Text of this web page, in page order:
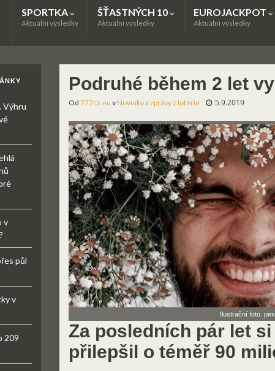
SPORTKA
Aktuální výsledky
ŠŤASTNÝCH 10
Aktuální výsledky
EUROJACKPOT
Aktuální výsledky
Podruhé během 2 let
Od 777cz.eu vNovinky a zprávy z loterie 5.9.2019
Ilustrační foto:
Za posledních pár let
přilepšil o téměř 90
Výhru
v
půl
v
209